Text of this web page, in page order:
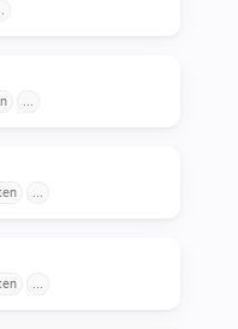
een Nederlandse
Homey ook niet goed